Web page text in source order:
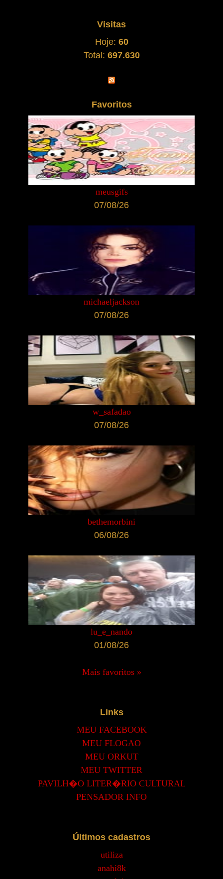
Visitas
Hoje: 60
Total: 697.630
Favoritos
meusgifs
07/08/26
michaeljackson
07/08/26
w_safadao
07/08/26
bethemorbini
06/08/26
lu_e_nando
01/08/26
Mais favoritos »
Links
MEU FACEBOOK
MEU FLOGAO
MEU ORKUT
MEU TWITTER
PAVILH�O LITER�RIO CULTURAL
PENSADOR INFO
Últimos cadastros
utiliza
anahi8k